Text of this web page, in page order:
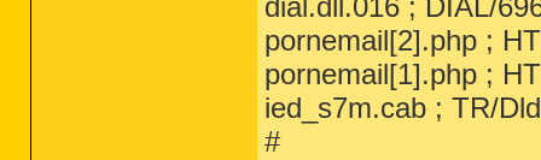
dial.dll.016 ; DIAL/
pornemail[2].php ;
pornemail[1].php ;
ied_s7m.cab ; TR/
#